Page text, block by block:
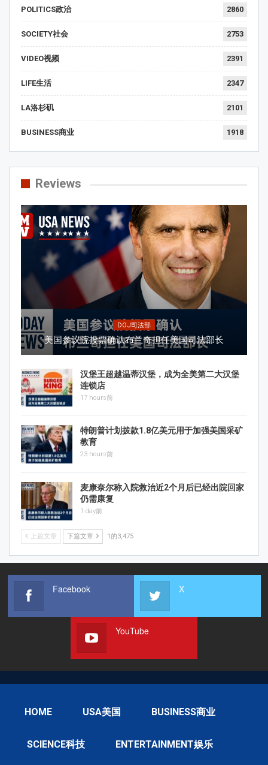
POLITICS政治 2860
SOCIETY社会 2753
VIDEO视频 2391
LIFE生活 2347
LA洛杉矶 2101
BUSINESS商业 1918
Reviews
DOJ司法部
美国参议院投票确认布兰奇担任美国司法部长
汉堡王超越温蒂汉堡，成为全美第二大汉堡
连锁店
17 hours前
特朗普计划拨款1.8亿美元用于加强美国采矿
教育
23 hours前
麦康奈尔称入院救治近2个月后已经出院回家
仍需康复
1 day前
上篇文章 下篇文章 1的3,475
Facebook X
YouTube
HOME USA美国 BUSINESS商业
SCIENCE科技 ENTERTAINMENT娱乐